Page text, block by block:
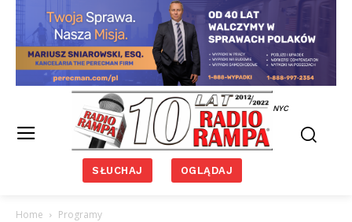
NYC
SŁUCHAJ OGLĄDAJ
Home Programy